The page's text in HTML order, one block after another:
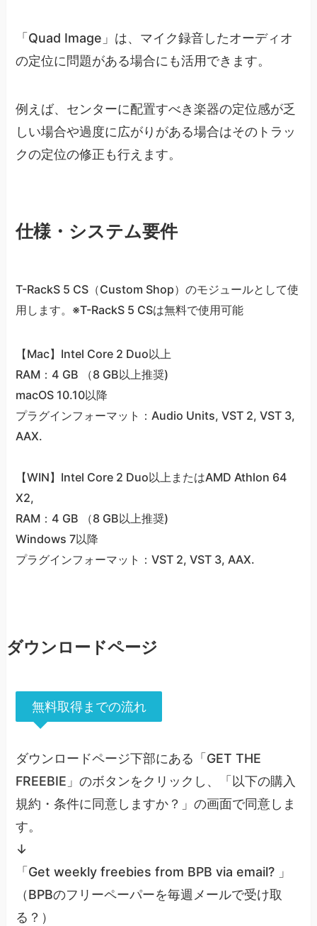
「Quad Image」は、マイク録音したオーディオ
の定位に問題がある場合にも活用できます。
例えば、センターに配置すべき楽器の定位感が乏
しい場合や過度に広がりがある場合はそのトラッ
クの定位の修正も行えます。
仕様・システム要件
T-RackS 5 CS（Custom Shop）のモジュールとして使
用します。※T-RackS 5 CSは無料で使用可能
【Mac】Intel Core 2 Duo以上
RAM：4 GB （8 GB以上推奨)
macOS 10.10以降
プラグインフォーマット：Audio Units, VST 2, VST 3,
AAX.
【WIN】Intel Core 2 Duo以上またはAMD Athlon 64
X2,
RAM：4 GB （8 GB以上推奨)
Windows 7以降
プラグインフォーマット：VST 2, VST 3, AAX.
ダウンロードページ
無料取得までの流れ
ダウンロードページ下部にある「GET THE
FREEBIE」のボタンをクリックし、「以下の購入
規約・条件に同意しますか？」の画面で同意しま
す。
↓
「Get weekly freebies from BPB via email? 」
（BPBのフリーペーパーを毎週メールで受け取
る？）